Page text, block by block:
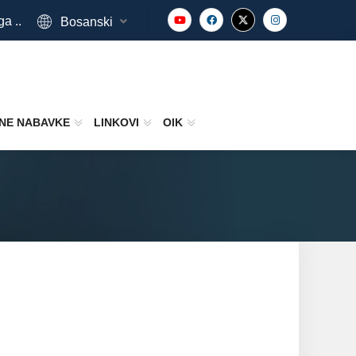
.. Bosanski
NABAVKE LINKOVI OIK